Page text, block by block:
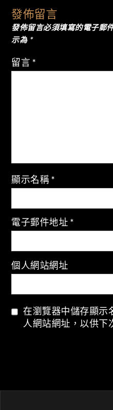
導
覽
發佈留言
發佈留言必須填寫的電子郵
示為 *
留言 *
顯示名稱 *
電子郵件地址 *
個人網站網址
在瀏覽器中儲存顯示
人網站網址，以供下